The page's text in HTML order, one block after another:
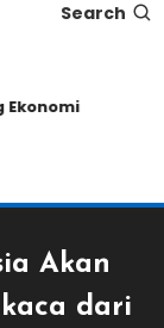
Search
Akan
dari